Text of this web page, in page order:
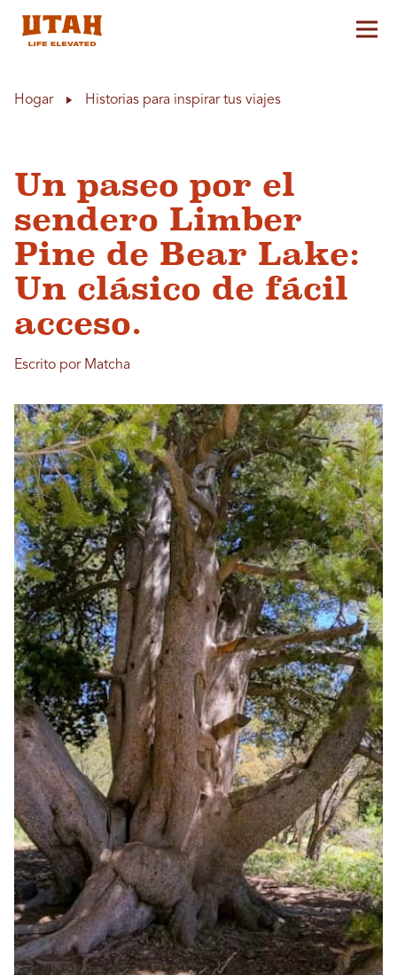
Hogar Historias para inspirar tus viajes
Un paseo por el
sendero Limber
Pine de Bear Lake:
Un clásico de fácil
acceso.
Escrito por Matcha